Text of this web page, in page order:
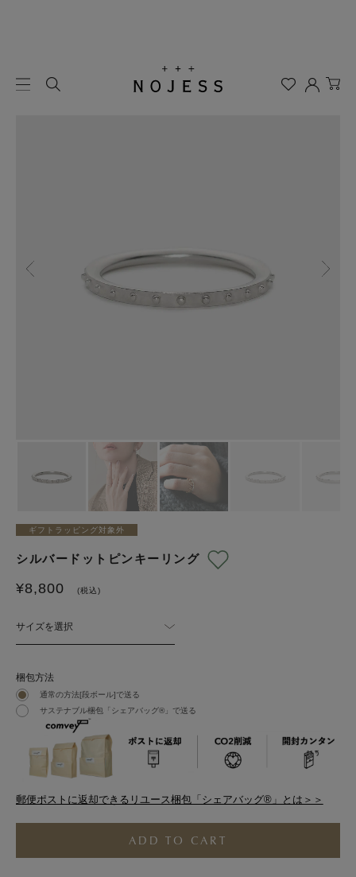
ギフトラッピング対象外
シルバードットピンキーリング
¥8,800 (税込)
サイズを選択
梱包方法
通常の方法[段ボール]で送る
サステナブル梱包「シェアバッグ®︎」で送る
郵便ポストに返却できるリユース梱包「シェアバッグ®︎」とは＞＞
ADD TO CART